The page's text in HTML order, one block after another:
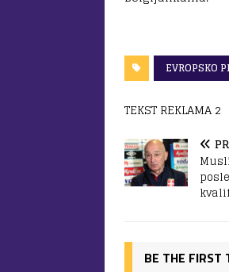
EVROPSKO
TEKST REKLAMA 2
BE THE FIRST